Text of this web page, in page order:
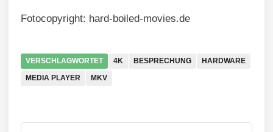
Fotocopyright: hard-boiled-movies.de
VERSCHLAGWORTET 4K BESPRECHUNG
HARDWARE
MEDIA PLAYER
MKV